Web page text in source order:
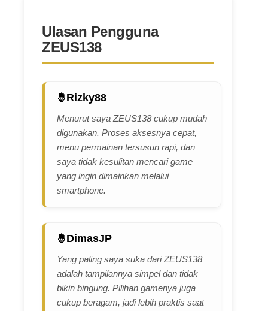
Ulasan Pengguna
ZEUS138
Rizky88
Menurut saya ZEUS138 cukup mudah
digunakan. Proses aksesnya cepat,
menu permainan tersusun rapi, dan
saya tidak kesulitan mencari game
yang ingin dimainkan melalui
smartphone.
DimasJP
Yang paling saya suka dari ZEUS138
adalah tampilannya simpel dan tidak
bikin bingung. Pilihan gamenya juga
cukup beragam, jadi lebih praktis saat